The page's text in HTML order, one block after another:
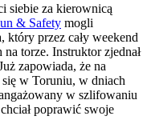
siebie za kierownicą
& Safety mogli
przez cały weekend
torze. Instruktor zjednał
zapowiada, że na
w Toruniu, w dniach
w szlifowaniu
poprawić swoje